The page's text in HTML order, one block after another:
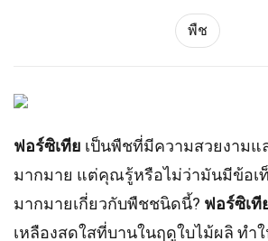
พืช
ฟอร์ซิเทีย เป็นพืชที่มีความสวยงามแ
มากมาย แต่คุณรู้หรือไม่ว่ามันมีข้อเ
มากมายเกี่ยวกับพืชชนิดนี้? ฟอร์ซิเที
เหลืองสดใสที่บานในฤดูใบไม้ผลิ ท